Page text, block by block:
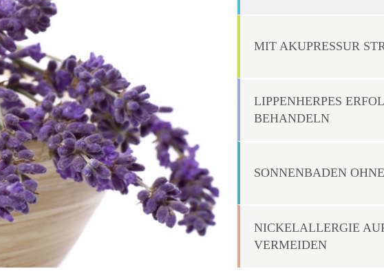
MIT AKUPRESSUR
LIPPENHERPES
BEHANDELN
SONNENBADEN
NICKELALLERGIE
VERMEIDEN